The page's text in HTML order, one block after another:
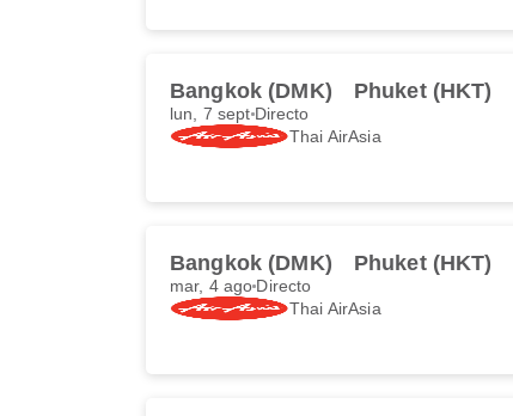
Bangkok (DMK) Phuket (HKT)
lun, 7 sept Directo
Thai AirAsia
Bangkok (DMK) Phuket (HKT)
mar, 4 ago Directo
Thai AirAsia